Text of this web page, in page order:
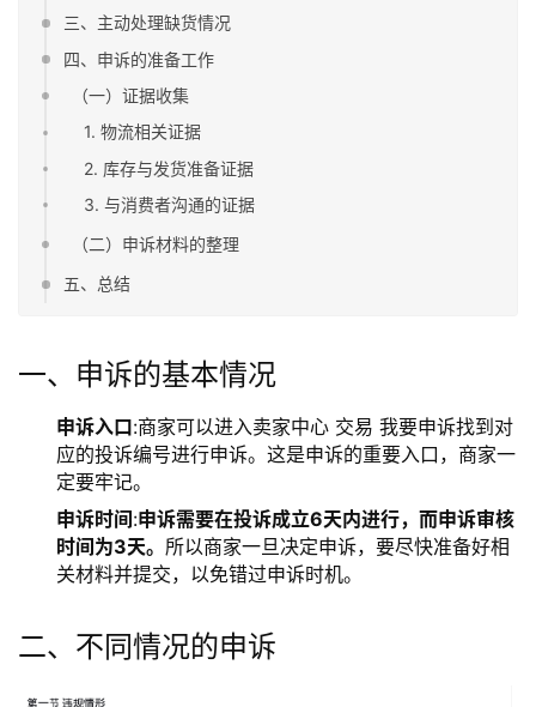
三、主动处理缺货情况
四、申诉的准备工作
（一）证据收集
1. 物流相关证据
2. 库存与发货准备证据
3. 与消费者沟通的证据
（二）申诉材料的整理
五、总结
一、申诉的基本情况
申诉入口:商家可以进入卖家中心 交易 我要申诉找到对
应的投诉编号进行申诉。这是申诉的重要入口，商家一
定要牢记。
申诉时间:申诉需要在投诉成立6天内进行，而申诉审核
时间为3天。 所以商家一旦决定申诉，要尽快准备好相
关材料并提交，以免错过申诉时机。
二、不同情况的申诉